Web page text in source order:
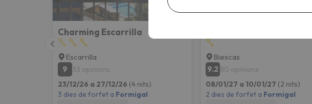
Charming Escarrilla
Escarrilla
9
33 opinions
23/12/26 a 27/12/26 (4 nits)
3 dies de forfet a Formigal
Biescas
9.2 80 opinions
08/01/27 a 10/01/27 (2 nits)
2 dies de forfet a Formigal